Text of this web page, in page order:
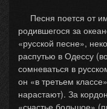
Песня поется от
родившегося за
«русской песне»,
распутью в Одессу
сомневаться в
он «в третьем
нарастают). За